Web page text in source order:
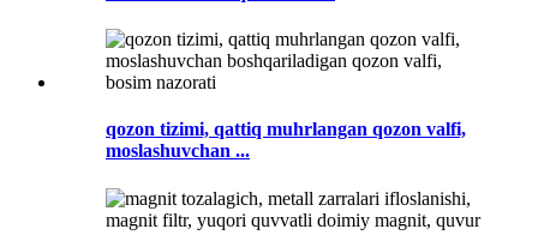
qozon tizimi, qattiq muhrlangan qozon valfi,
moslashuvchan ...